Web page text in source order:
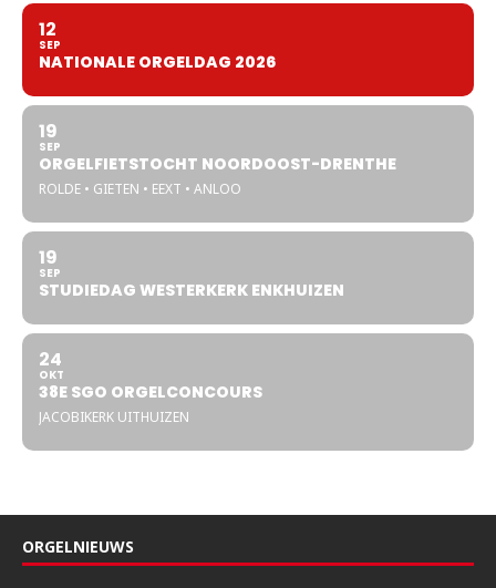
12
SEP
NATIONALE ORGELDAG 2026
19
SEP
ORGELFIETSTOCHT NOORDOOST-DRENTHE
ROLDE • GIETEN • EEXT • ANLOO
19
SEP
STUDIEDAG WESTERKERK ENKHUIZEN
24
OKT
38E SGO ORGELCONCOURS
JACOBIKERK UITHUIZEN
ORGELNIEUWS